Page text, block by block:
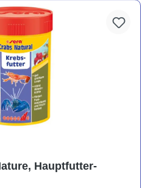
Hauptfutter-